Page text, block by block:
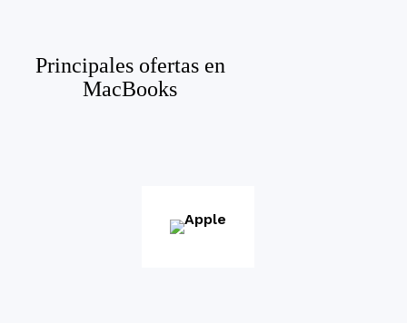
Principales ofertas en
MacBooks